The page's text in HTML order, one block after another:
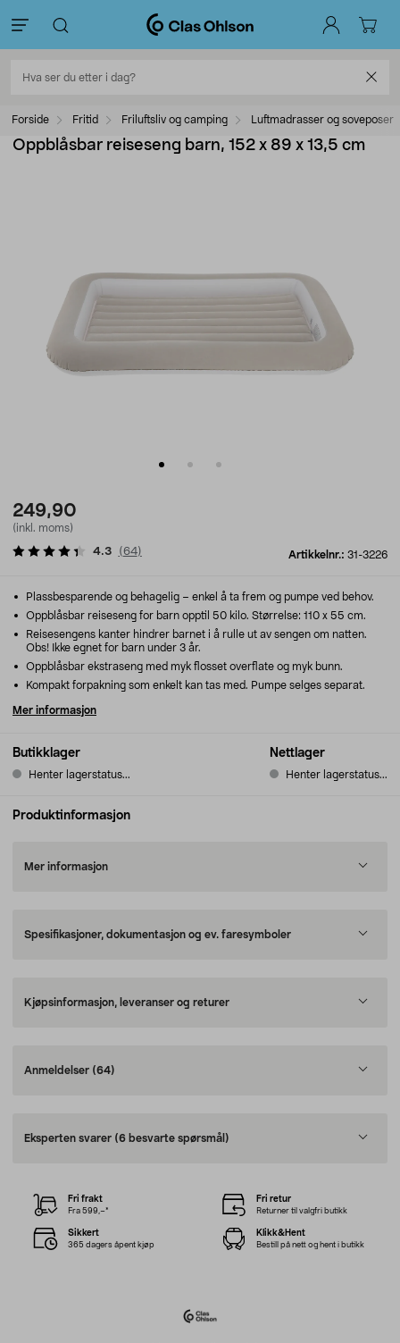
Forside Fritid Friluftsliv og camping Luftmadrasser og soveposer
Oppblåsbar reiseseng barn, 152 x 89 x 13,5 cm
249,90
(inkl. moms)
Artikkelnr.: 31-3226
4.3 (64)
Butikklager
Henter lagerstatus...
Nettlager
Henter lagerstatus...
Plassbesparende og behagelig – enkel å ta frem og pumpe ved behov.
Oppblåsbar reiseseng for barn opptil 50 kilo. Størrelse: 110 x 55 cm.
Reisesengens kanter hindrer barnet i å rulle ut av sengen om natten.
Obs! Ikke egnet for barn under 3 år.
Oppblåsbar ekstraseng med myk flosset overflate og myk bunn.
Kompakt forpakning som enkelt kan tas med. Pumpe selges separat.
Mer informasjon
Produktinformasjon
Mer informasjon
Spesifikasjoner, dokumentasjon og ev. faresymboler
Kjøpsinformasjon, leveranser og returer
Anmeldelser (64)
Eksperten svarer (6 besvarte spørsmål)
Fri frakt
Fra 599,–*
Fri retur
Returner til valgfri butikk
Sikkert
365 dagers åpent kjøp
Klikk&Hent
Bestill på nett og hent i butikk